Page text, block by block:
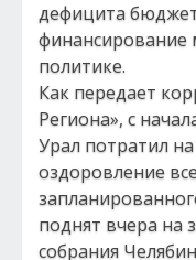
дефицита
политике.
Как передает
Региона», с
Урал потратил
оздоровление
поднят вчера на
собрания